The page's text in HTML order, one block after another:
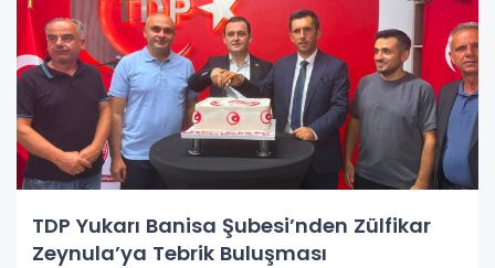
TDP Yukarı Banisa Şubesi’nden Zülfikar
Zeynula’ya Tebrik Buluşması